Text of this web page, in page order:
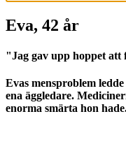
Eva, 42 år
"Jag gav upp hoppet att
Evas mensproblem
ena äggledare.
enorma smärta hon